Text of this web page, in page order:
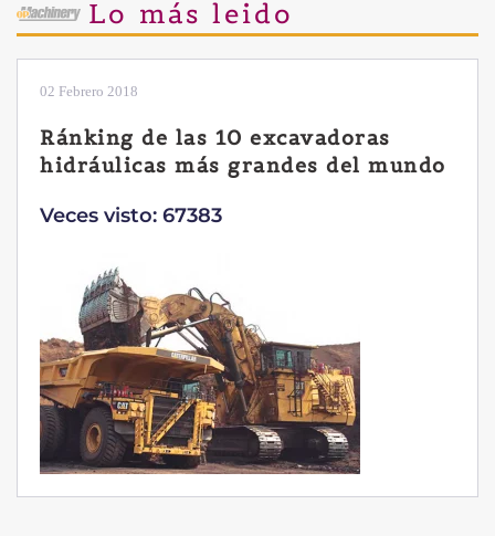
Lo más leido
28 Enero 2019
Las ventajas de la excavadora
Yanmar B7 Sigma-6
Veces visto: 32214